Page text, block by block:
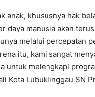
anak, khususnya hak
daya manusia akan
melalui percepatan
itu, kami sangat
untuk melengkapi
Kota Lubuklinggau SN